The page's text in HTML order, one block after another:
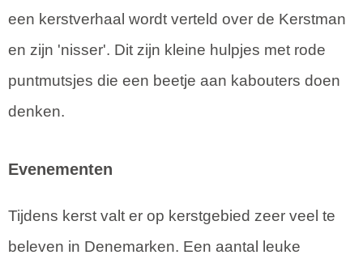
een kerstverhaal wordt verteld over de Kerstman
en zijn 'nisser'. Dit zijn kleine hulpjes met rode
puntmutsjes die een beetje aan kabouters doen
denken.
Evenementen
Tijdens kerst valt er op kerstgebied zeer veel te
beleven in Denemarken. Een aantal leuke